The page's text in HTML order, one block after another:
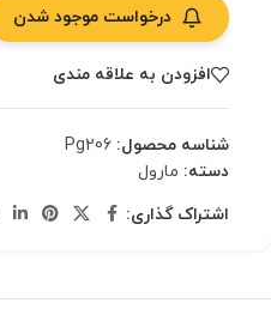
درخواست موجود شدن
افزودن به علاقه مندی
شناسه محصول: Pg206
دسته: مارول
اشتراک گذاری: